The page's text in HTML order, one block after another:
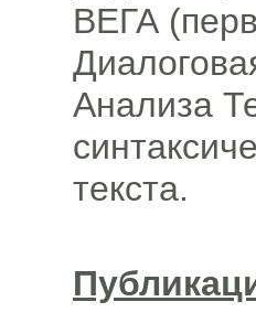
ВЕГА
Анализа
текста.